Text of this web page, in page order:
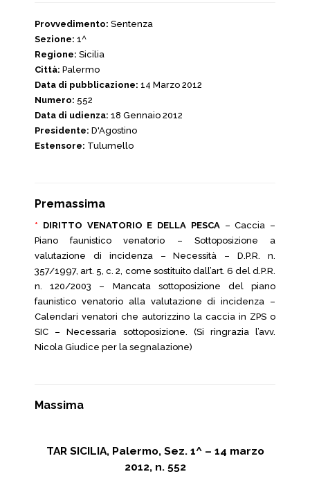
Provvedimento: Sentenza
Sezione: 1^
Regione: Sicilia
Città: Palermo
Data di pubblicazione: 14 Marzo 2012
Numero: 552
Data di udienza: 18 Gennaio 2012
Presidente: D'Agostino
Estensore: Tulumello
Premassima
* DIRITTO VENATORIO E DELLA PESCA– Caccia –
Piano faunistico venatorio – Sottoposizione a
valutazione di incidenza – Necessità – D.P.R. n.
357/1997, art. 5, c. 2, come sostituito dall’art. 6 del d.P.R.
n. 120/2003 – Mancata sottoposizione del piano
faunistico venatorio alla valutazione di incidenza –
Calendari venatori che autorizzino la caccia in ZPS o
SIC – Necessaria sottoposizione. (Si ringrazia l’avv.
Nicola Giudice per la segnalazione)
Massima
TAR SICILIA, Palermo, Sez. 1^ – 14 marzo
2012, n. 552